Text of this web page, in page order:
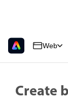
Web
Create